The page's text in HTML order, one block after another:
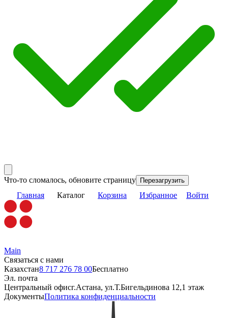
Что-то сломалось, обновите страницу Перезагрузить
Главная Каталог Корзина Избранное Войти
Main
Связаться с нами
Казахстан8 717 276 78 00Бесплатно
Эл. почта
Центральный офисг.Астана, ул.Т.Бигельдинова 12,1 этаж
ДокументыПолитика конфиденциальности